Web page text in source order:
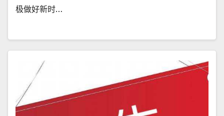
极做好新时…